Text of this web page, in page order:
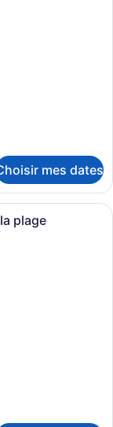
mes dates
sur une
plage